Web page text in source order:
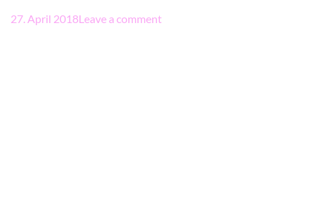
27. April 2018Leave a comment